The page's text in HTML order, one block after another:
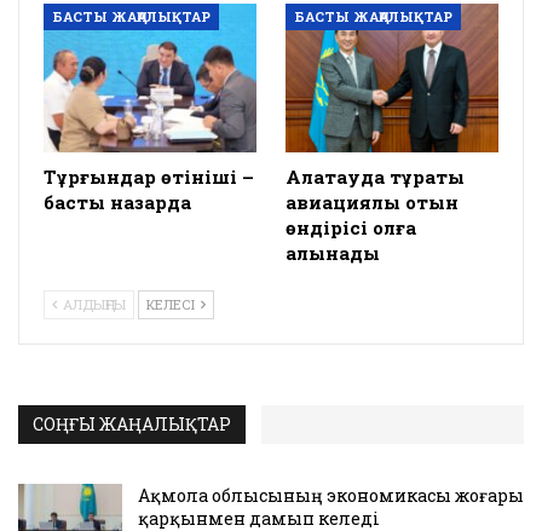
БАСТЫ ЖАҢАЛЫҚТАР
Тұрғындар өтініші –
басты назарда
БАСТЫ ЖАҢАЛЫҚТАР
Алатауда тұрақты
авиациялық отын
өндірісі қолға
алынады
АЛДЫҢҒЫ КЕЛЕСІ
СОҢҒЫ ЖАҢАЛЫҚТАР
Ақмола облысының экономикасы жоғары
қарқынмен дамып келеді